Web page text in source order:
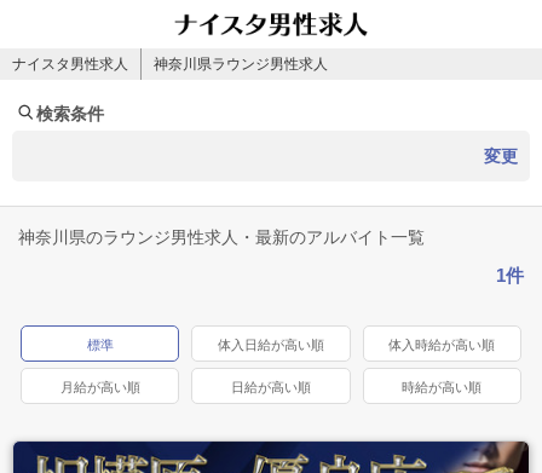
ナイスタ男性求人 神奈川県ラウンジ男性求人
検索条件
変更
神奈川県のラウンジ男性求人・最新のアルバイト一覧
1件
標準 体入日給が高い順 体入時給が高い順
月給が高い順 日給が高い順 時給が高い順